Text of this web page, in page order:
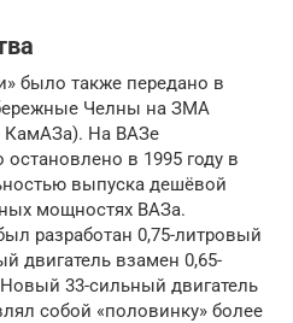
было также передано в
Челны на ЗМА
КамАЗа). На ВАЗе
в 1995 году в
выпуска дешёвой
мощностях ВАЗа.
разработан 0,75-литровый
двигатель взамен 0,65-
33-сильный двигатель
собой «половинку» более